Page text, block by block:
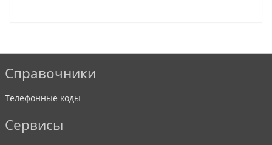
Справочники
Телефонные коды
Сервисы